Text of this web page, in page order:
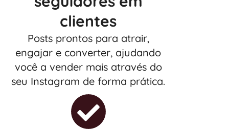
clientes
Posts prontos para atrair,
engajar e converter, ajudando
você a vender mais através do
seu Instagram de forma prática.